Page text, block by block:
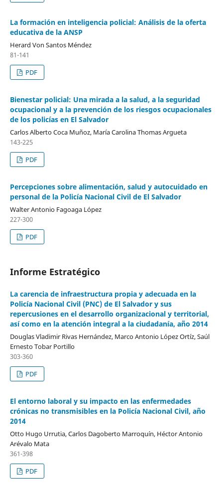
La formación en inteligencia policial: Análisis de la oferta
educativa de la ANSP
Herard Von Santos Méndez
81-141
PDF
Bienestar policial: Una mirada a la salud, a la seguridad
ocupacional y a la prevención de los riesgos ocupacionales
de los policías en El Salvador
Carlos Alberto Coca Muñoz, María Carolina Thomas Argueta
143-225
PDF
Percepciones sobre alimentación, salud y autocuidado en
personal de la Policía Nacional Civil de El Salvador
Walter Antonio Fagoaga López
227-300
PDF
Informe Estratégico
La carencia de infraestructura propia y adecuada en la
Policía Nacional Civil (PNC) de El Salvador y sus
repercusiones en el desarrollo organizacional y territorial,
así como en la atención integral a la ciudadanía, año 2014
Douglas Vladimir Rivas Hernández, Marco Antonio López Ortíz, Saúl
Ernesto Tobar Portillo
303-360
PDF
El entorno laboral y su impacto en las enfermedades
crónicas no transmisibles en la Policía Nacional Civil, año
2014
Otto Hugo Urrutia, Carlos Dagoberto Marroquín, Héctor Antonio
Arévalo Mata
361-398
PDF